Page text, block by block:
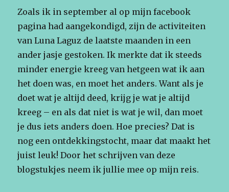
Zoals ik in september al op mijn facebook
pagina had aangekondigd, zijn de activiteiten
van Luna Laguz de laatste maanden in een
ander jasje gestoken. Ik merkte dat ik steeds
minder energie kreeg van hetgeen wat ik aan
het doen was, en moet het anders. Want als je
doet wat je altijd deed, krijg je wat je altijd
kreeg – en als dat niet is wat je wil, dan moet
je dus iets anders doen. Hoe precies? Dat is
nog een ontdekkingstocht, maar dat maakt het
juist leuk! Door het schrijven van deze
blogstukjes neem ik jullie mee op mijn reis.